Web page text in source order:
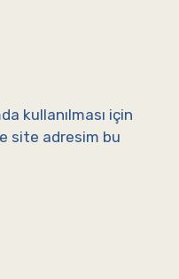
kullanılması için
site adresim bu